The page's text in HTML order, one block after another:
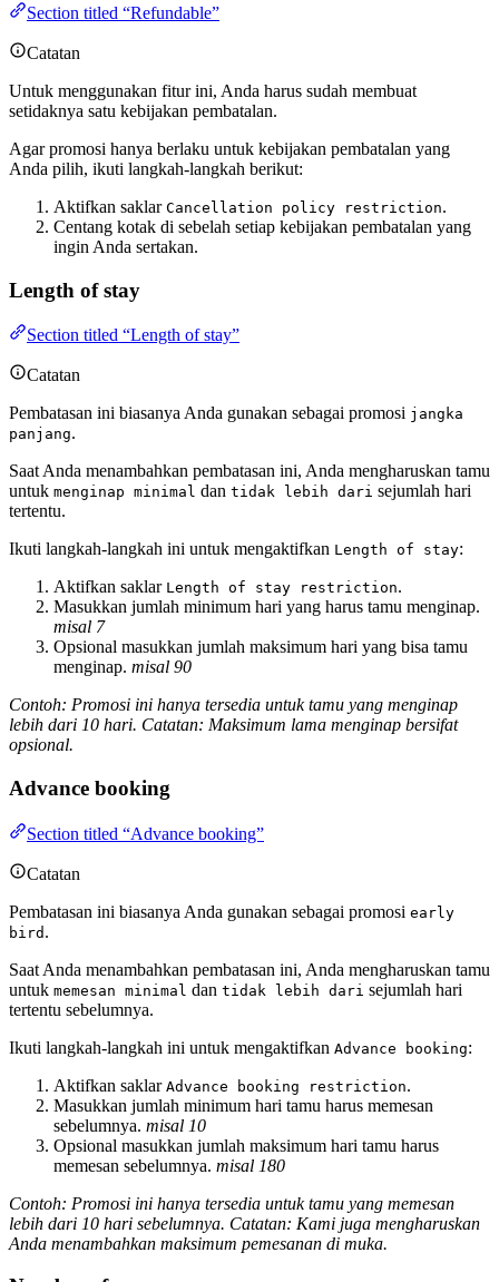
Section titled “Refundable”
Catatan
Untuk menggunakan fitur ini, Anda harus sudah membuat
setidaknya satu kebijakan pembatalan.
Agar promosi hanya berlaku untuk kebijakan pembatalan yang
Anda pilih, ikuti langkah-langkah berikut:
Aktifkan saklar Cancellation policy restriction.
Centang kotak di sebelah setiap kebijakan pembatalan yang
ingin Anda sertakan.
Length of stay
Section titled “Length of stay”
Catatan
Pembatasan ini biasanya Anda gunakan sebagai promosi jangka
panjang.
Saat Anda menambahkan pembatasan ini, Anda mengharuskan tamu
untuk menginap minimal dan tidak lebih dari sejumlah hari
tertentu.
Ikuti langkah-langkah ini untuk mengaktifkan Length of stay:
Aktifkan saklar Length of stay restriction.
Masukkan jumlah minimum hari yang harus tamu menginap.
misal 7
Opsional masukkan jumlah maksimum hari yang bisa tamu
menginap. misal 90
Contoh: Promosi ini hanya tersedia untuk tamu yang menginap
lebih dari 10 hari. Catatan: Maksimum lama menginap bersifat
opsional.
Advance booking
Section titled “Advance booking”
Catatan
Pembatasan ini biasanya Anda gunakan sebagai promosi early
bird .
Saat Anda menambahkan pembatasan ini, Anda mengharuskan tamu
untuk memesan minimal dan tidak lebih dari sejumlah hari
tertentu sebelumnya.
Ikuti langkah-langkah ini untuk mengaktifkan Advance booking:
Aktifkan saklar Advance booking restriction.
Masukkan jumlah minimum hari tamu harus memesan
sebelumnya. misal 10
Opsional masukkan jumlah maksimum hari tamu harus
memesan sebelumnya. misal 180
Contoh: Promosi ini hanya tersedia untuk tamu yang memesan
lebih dari 10 hari sebelumnya. Catatan: Kami juga mengharuskan
Anda menambahkan maksimum pemesanan di muka.